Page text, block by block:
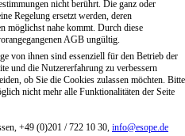
nicht berührt. Die ganz oder
Regelung ersetzt werden, deren
möglichst nahe kommt. Durch diese
AGB ungültig.
+49 (0)201 / 722 10 30, info@esope.de
von ihnen sind essenziell für den Betrieb der
und die Nutzererfahrung zu verbessern
ob Sie die Cookies zulassen möchten. Bitte
nicht mehr alle Funktionalitäten der Seite